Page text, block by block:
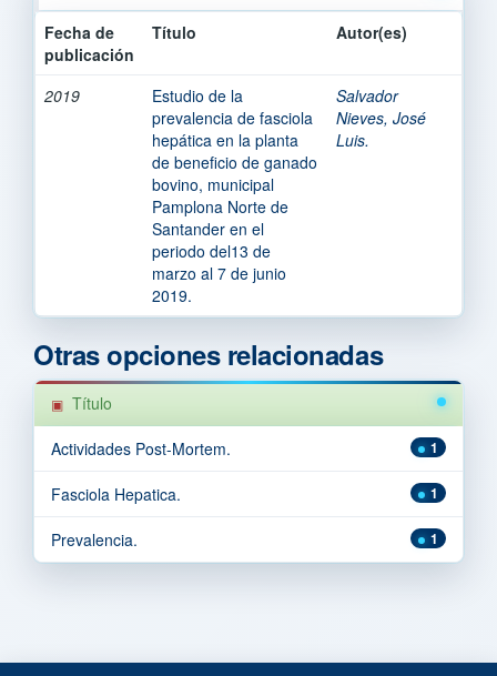
Fecha de
publicación
Título Autor(es)
2019
Estudio de la
prevalencia de fasciola
hepática en la planta
de beneficio de ganado
bovino, municipal
Pamplona Norte de
Santander en el
periodo del13 de
marzo al 7 de junio
2019.
Salvador
Nieves, José
Luis.
Otras opciones relacionadas
Título
1
Actividades Post-Mortem.
1
Fasciola Hepatica.
1
Prevalencia.